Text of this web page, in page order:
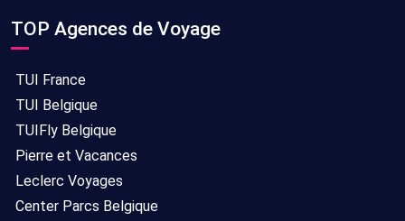
TOP Agences de Voyage
TUI France
TUI Belgique
TUIFly Belgique
Pierre et Vacances
Leclerc Voyages
Center Parcs Belgique